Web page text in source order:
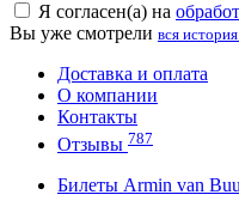
Я согласен(а) на
Вы уже смотрели вся
Доставка и оплата
О компании
Контакты
Отзывы 787
Билеты Armin van